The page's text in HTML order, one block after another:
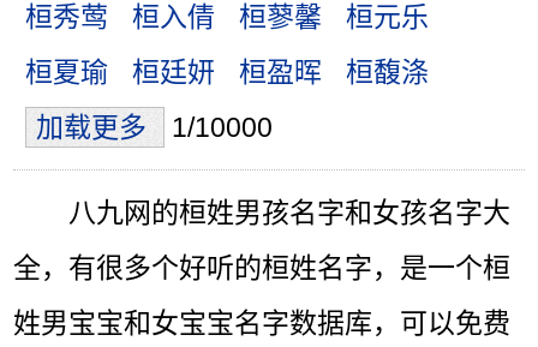
桓秀莺
桓入倩 桓蓼馨
桓元乐
桓夏瑜
桓廷妍 桓盈晖
桓馥涤
加载更多
1/10000
八九网的桓姓男孩名字和女孩名字大
全，有很多个好听的桓姓名字，是一个桓
姓男宝宝和女宝宝名字数据库，可以免费